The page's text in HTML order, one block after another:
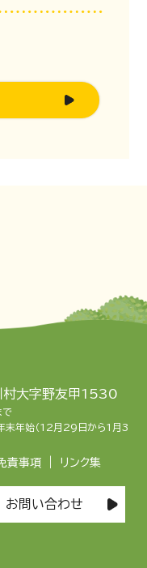
大字野友甲1530
で
末年始（12月29日から1月3
責事項 リンク集
お問い合わせ